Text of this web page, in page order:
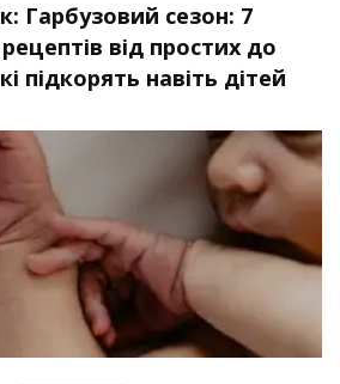
Гарбузовий сезон: 7
від простих до
підкорять навіть дітей